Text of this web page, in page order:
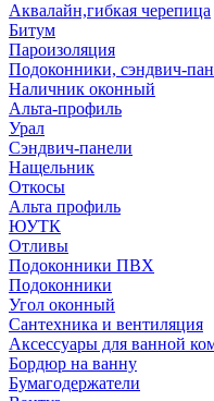
Аквалайн,гибкая черепица
Битум
Пароизоляция
Подоконники, сэндвич-
Наличник оконный
Альта-профиль
Урал
Сэндвич-панели
Нащельник
Откосы
Альта профиль
ЮУТК
Отливы
Подоконники ПВХ
Подоконники
Угол оконный
Сантехника и вентиляция
Аксессуары для ванной
Бордюр на ванну
Бумагодержатели